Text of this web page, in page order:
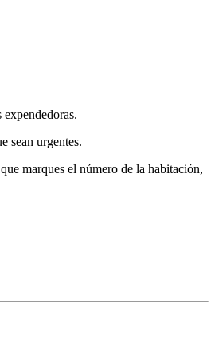
sean urgentes.
marques el número de la habitación,